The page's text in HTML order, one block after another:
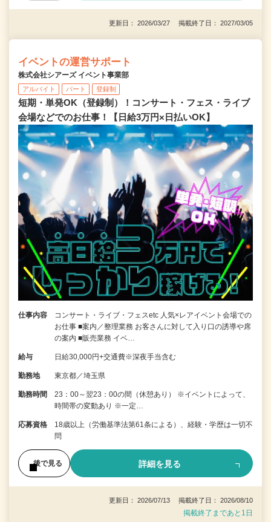
更新日： 2026/03/27 掲載終了日： 2027/03/05
イベントの運営サポート
株式会社シアーズ イベント事業部
アルバイト パート 登録制
短期・単発OK（登録制）！コンサート・フェス・ライブ
会場などでのお仕事！【日給3万円×日払いOK】
仕事内容
コンサート・ライブ・フェスetc 人気×レアイベント会場での
お仕事 ■案内／整理業務 お客さんに対して入り口の誘導や席
の案内 ■販売業務 イベ…
給与 日給30,000円+交通費※深夜手当含む
勤務地 東京都／埼玉県
勤務時間
23：00～翌23：00の間（休憩あり） ※イベントによって、
時間帯の変動あり ※一定…
応募資格
18歳以上（労働基準法第61条による）、経験・学歴は一切不
問
後で見る 詳細を見る
更新日： 2026/07/13 掲載終了日： 2026/08/10
掲載終了まであと1日